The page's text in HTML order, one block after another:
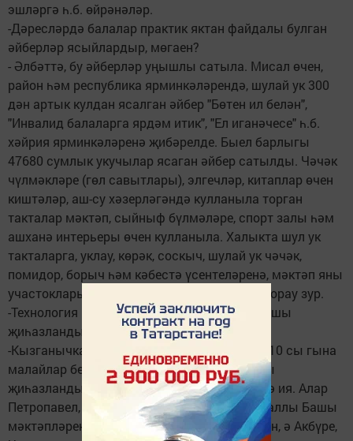
эшләргә һ.б. өйрәнәләр.
-Дәресләрдә балалар практик яктан файдалы булган
әйберләр ясыйлардыр, мөгаен?
- Әлбәттә, бу әйберләр уңышлы сатыла. Мисал өчен,
район һәм республика ярминкәләрендә, шулай ук 300
дән артык кулдан ясалган әйбер "Бөтен ил белән",
"Инвалид балаларга ярдәм итик", "Ел иганәчесе" һ.б.
хәйрия ярминкәләренә җибәрелде. Быел барлыгы
47680 сумлык укучылар ясаган әйбер сатылды. Чәчәк
чүлмәкләре (гөл савытлары), элгечләр, китаплар өчен
киштәләр, аш-су хәзерләгәндә кулланыла торган
такталар мәктәп, сыйныф бүлмәләре, спорт залы һәм
ашханә интерьеры өчен кулланыла. Халыкта шул ук
такталарга, уклау, көрәк, соскыч, шулай ук чәчәк,
помидор, борыч һәм кәбестә үсентеләренә, мәктәп яны
участокларында үстерелгән яшелчәләргә сорау зур.
-Технология кабинетларының барысы да яхшы
җиһазландырылганмы?
-Кызганычка каршы, 16 мәктәпнең нибары 10 сы гына
малайлар белән дәресләр үткәрү өчен яхшы
җиһазландырылган мәктәп остаханәләренә ия. Алар
Петропавел, Волчья, Архангел Бистәләре, Чаллы Башы
мәктәпләрендә тиешенчә комплектланмаган, ә Акбүре,